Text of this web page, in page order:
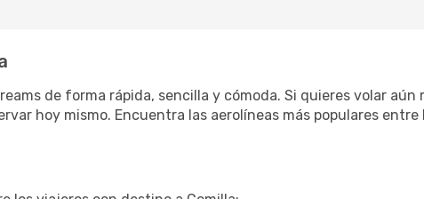
de forma rápida, sencilla y cómoda. Si quieres volar aún
hoy mismo. Encuentra las aerolíneas más populares entre